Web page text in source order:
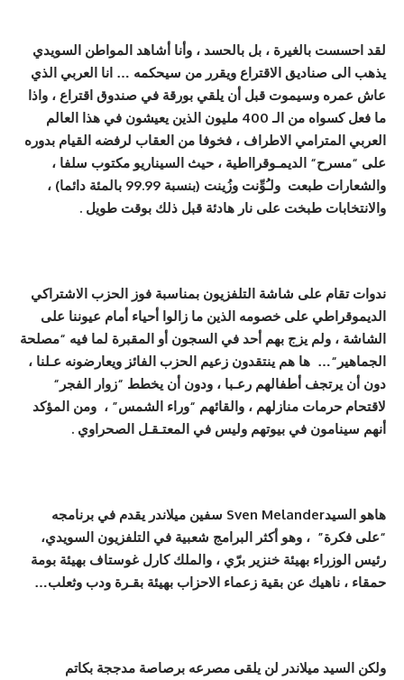
لقد احسست بالغير ة ، بل بالحسد ، وأنا أشاهد المواطن السويدي
يذهب الى صناديق الاقتراع ويقرر من سيحكمه … انا العربي الذي
عاش عمره وسيموت قبل أن يلقي بورقة في صندوق اقتراع ، واذا
ما فعل كسواه من الـ 400 مليون الذين يعيشون في هذا العالم
العربي المترامي الاطراف ، فخوفا من العقاب لرفضه القيام بدوره
على “مسرح“ الديمـوقرااطية ، حيث السيناريو مكتوب سلفا ،
والشعارات طبعت ولـُونت وزينت (بنسبة 99.99 بالمئ ة دائما) ،
والانتخابات طبخت على نار هادئة قبل ذلك بوقت طويل .
ندوات تقام على شاشة التلفزيون بمناسبة فوز الحزب الاشتراكي
الديموقراطي على خصومه الذين ما زالوا أحياء أمام عيوننا على
الشاشة ، ولم يزج بهم أحد في السجون أو المقبر ة لما فيه “مصلحة
الجماهير “… ها هم ينتقدون زعيم الحزب الفائز ويعارضونه عـلنا ،
دون أن يرتجف أطفالهم رعـبا ، ودون أن يخطط “زوار الفجر “
لاقتحام حرمات منازلهم ، والقائهم “وراء الشمس” ، ومن المؤكد
أنهم سينامون في بيوتهم وليس في المعتـقـل الصحراوي .
هاهو السيدSven Melander سفين ميلاندر يقدم في برنامجه
“على فكر ة” ، وهو أكثر البرامج شعبية في التلفزيون السويدي،
رئيس الوزراء بهيئة خنزير برّي ، والملك كارل غوستاف بهيئة بومة
حمقاء ، ناهيك عن بقية زعماء الاحزاب بهيئة بقـرة ودب وثعلب…
ولكن السيد ميلاندر لن يلقى مصرعه برصاصة مدججة بكاتم